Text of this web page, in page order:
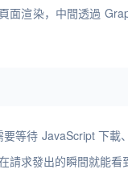
面渲染，中間透過
要等待 JavaScript 下載
求發出的瞬間就能看